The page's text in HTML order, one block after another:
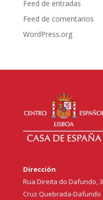
Feed de entradas
Feed de comentarios
WordPress.org
Dirección
Rua Direita do Dafundo,
Cruz Quebrada-Dafundo